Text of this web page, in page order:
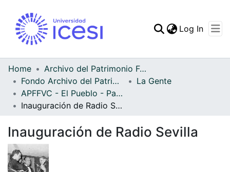
Statistics
Log In
Home
Archivo del Patrimonio Fotográfico y Fílmico del Valle del Cauca
Fondo Archivo del Patrimonio Fotográfico y Fílmico del Valle del Cauca
La Gente
APFFVC - El Pueblo - Patrimonial
Inauguración de Radio Sevilla
Inauguración de Radio Sevilla